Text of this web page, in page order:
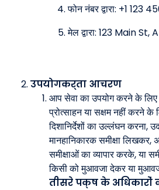
फोन नंबर द्वारा: +1 123
मेल द्वारा: 123 Main
उपयोगकर्ता आचरण
आप सेवा का उपयोग करने के लिए
प्रोत्साहन या सक्षम नहीं करने
दिशानिर्देशों का उल्लंघन करना,
मानहानिकारक समीक्षा लिखकर,
समीक्षाओं का व्यापार करके, या
किसी को मुआवजा देकर या
तीसरे पक्ष के